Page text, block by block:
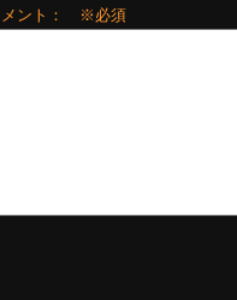
メント： ※必須